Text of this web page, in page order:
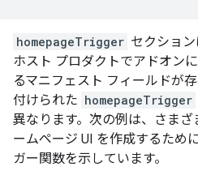
homepageTrigger セクション
ホスト プロダクトでアドオン
るマニフェスト フィールドが
付けられた homepageTrigger
異なります。次の例は、さま
ームページ UI を作成するため
ガー関数を示しています。